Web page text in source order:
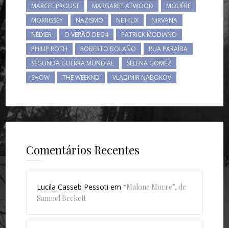
MARCEL PROUST
MARGARET ATWOOD
MOLIÈRE
MORRISSEY
NAZISMO NETFLIX
NIRVANA
NÉDIER
O VERÃO DE 54
PATRICK MODIANO
PHILIP ROTH
ROBERTO BOLAÑO
RUA PARAÍBA
SEGUNDA GUERRA MUNDIAL
SELENA GOMEZ
SHOW
THE WEEKND VLADIMIR NABOKOV
Comentários Recentes
Lucila Casseb Pessoti em “Malone Morre”, de
Samuel Beckett